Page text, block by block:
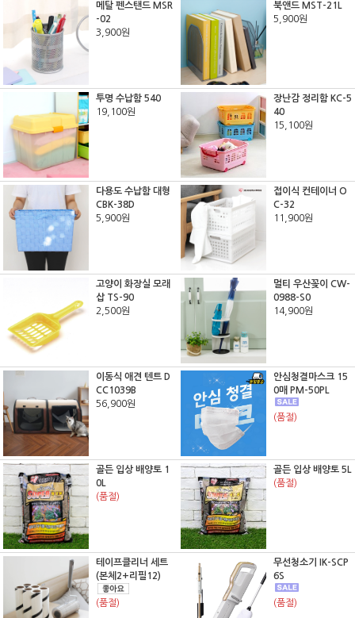
메탈 펜스탠드 MSR
-02
3,900원
북앤드 MST-21L
5,900원
투명 수납함 540
19,100원
장난감 정리함 KC-5
40
15,100원
다용도 수납함 대형
CBK-38D
5,900원
접이식 컨테이너 O
C-32
11,900원
고양이 화장실 모래
삽 TS-90
2,500원
멀티 우산꽂이 CW-
0988-S0
14,900원
이동식 애견 텐트 D
CC1039B
56,900원
안심청결마스크 15
0매 PM-50PL
(품절)
골든 입상 배양토 1
0L
(품절)
골든 입상 배양토 5L
(품절)
테이프클리너 세트
(본체2+리필12)
(품절)
무선청소기 IK-SCP
6S
(품절)